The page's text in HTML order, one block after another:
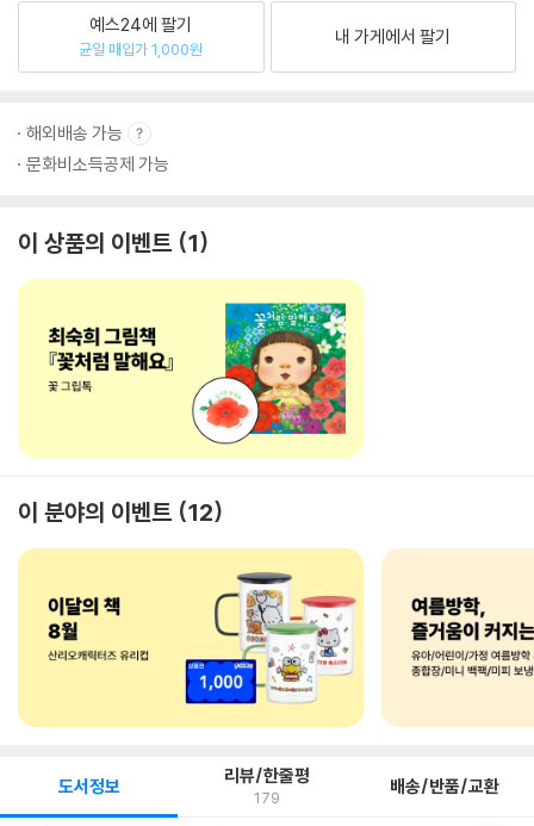
예스24에 팔기
균일 매입가 1,000원
내 가게에서 팔기
해외배송 가능
문화비소득공제 가능
이 상품의 이벤트 1
이 분야의 이벤트 12
도서정보 리뷰/한줄평
179 배송/반품/교환